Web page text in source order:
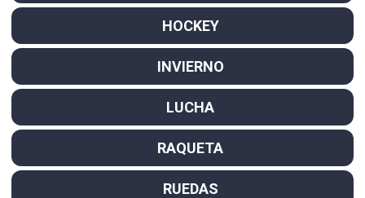
HOCKEY
INVIERNO
LUCHA
RAQUETA
RUEDAS